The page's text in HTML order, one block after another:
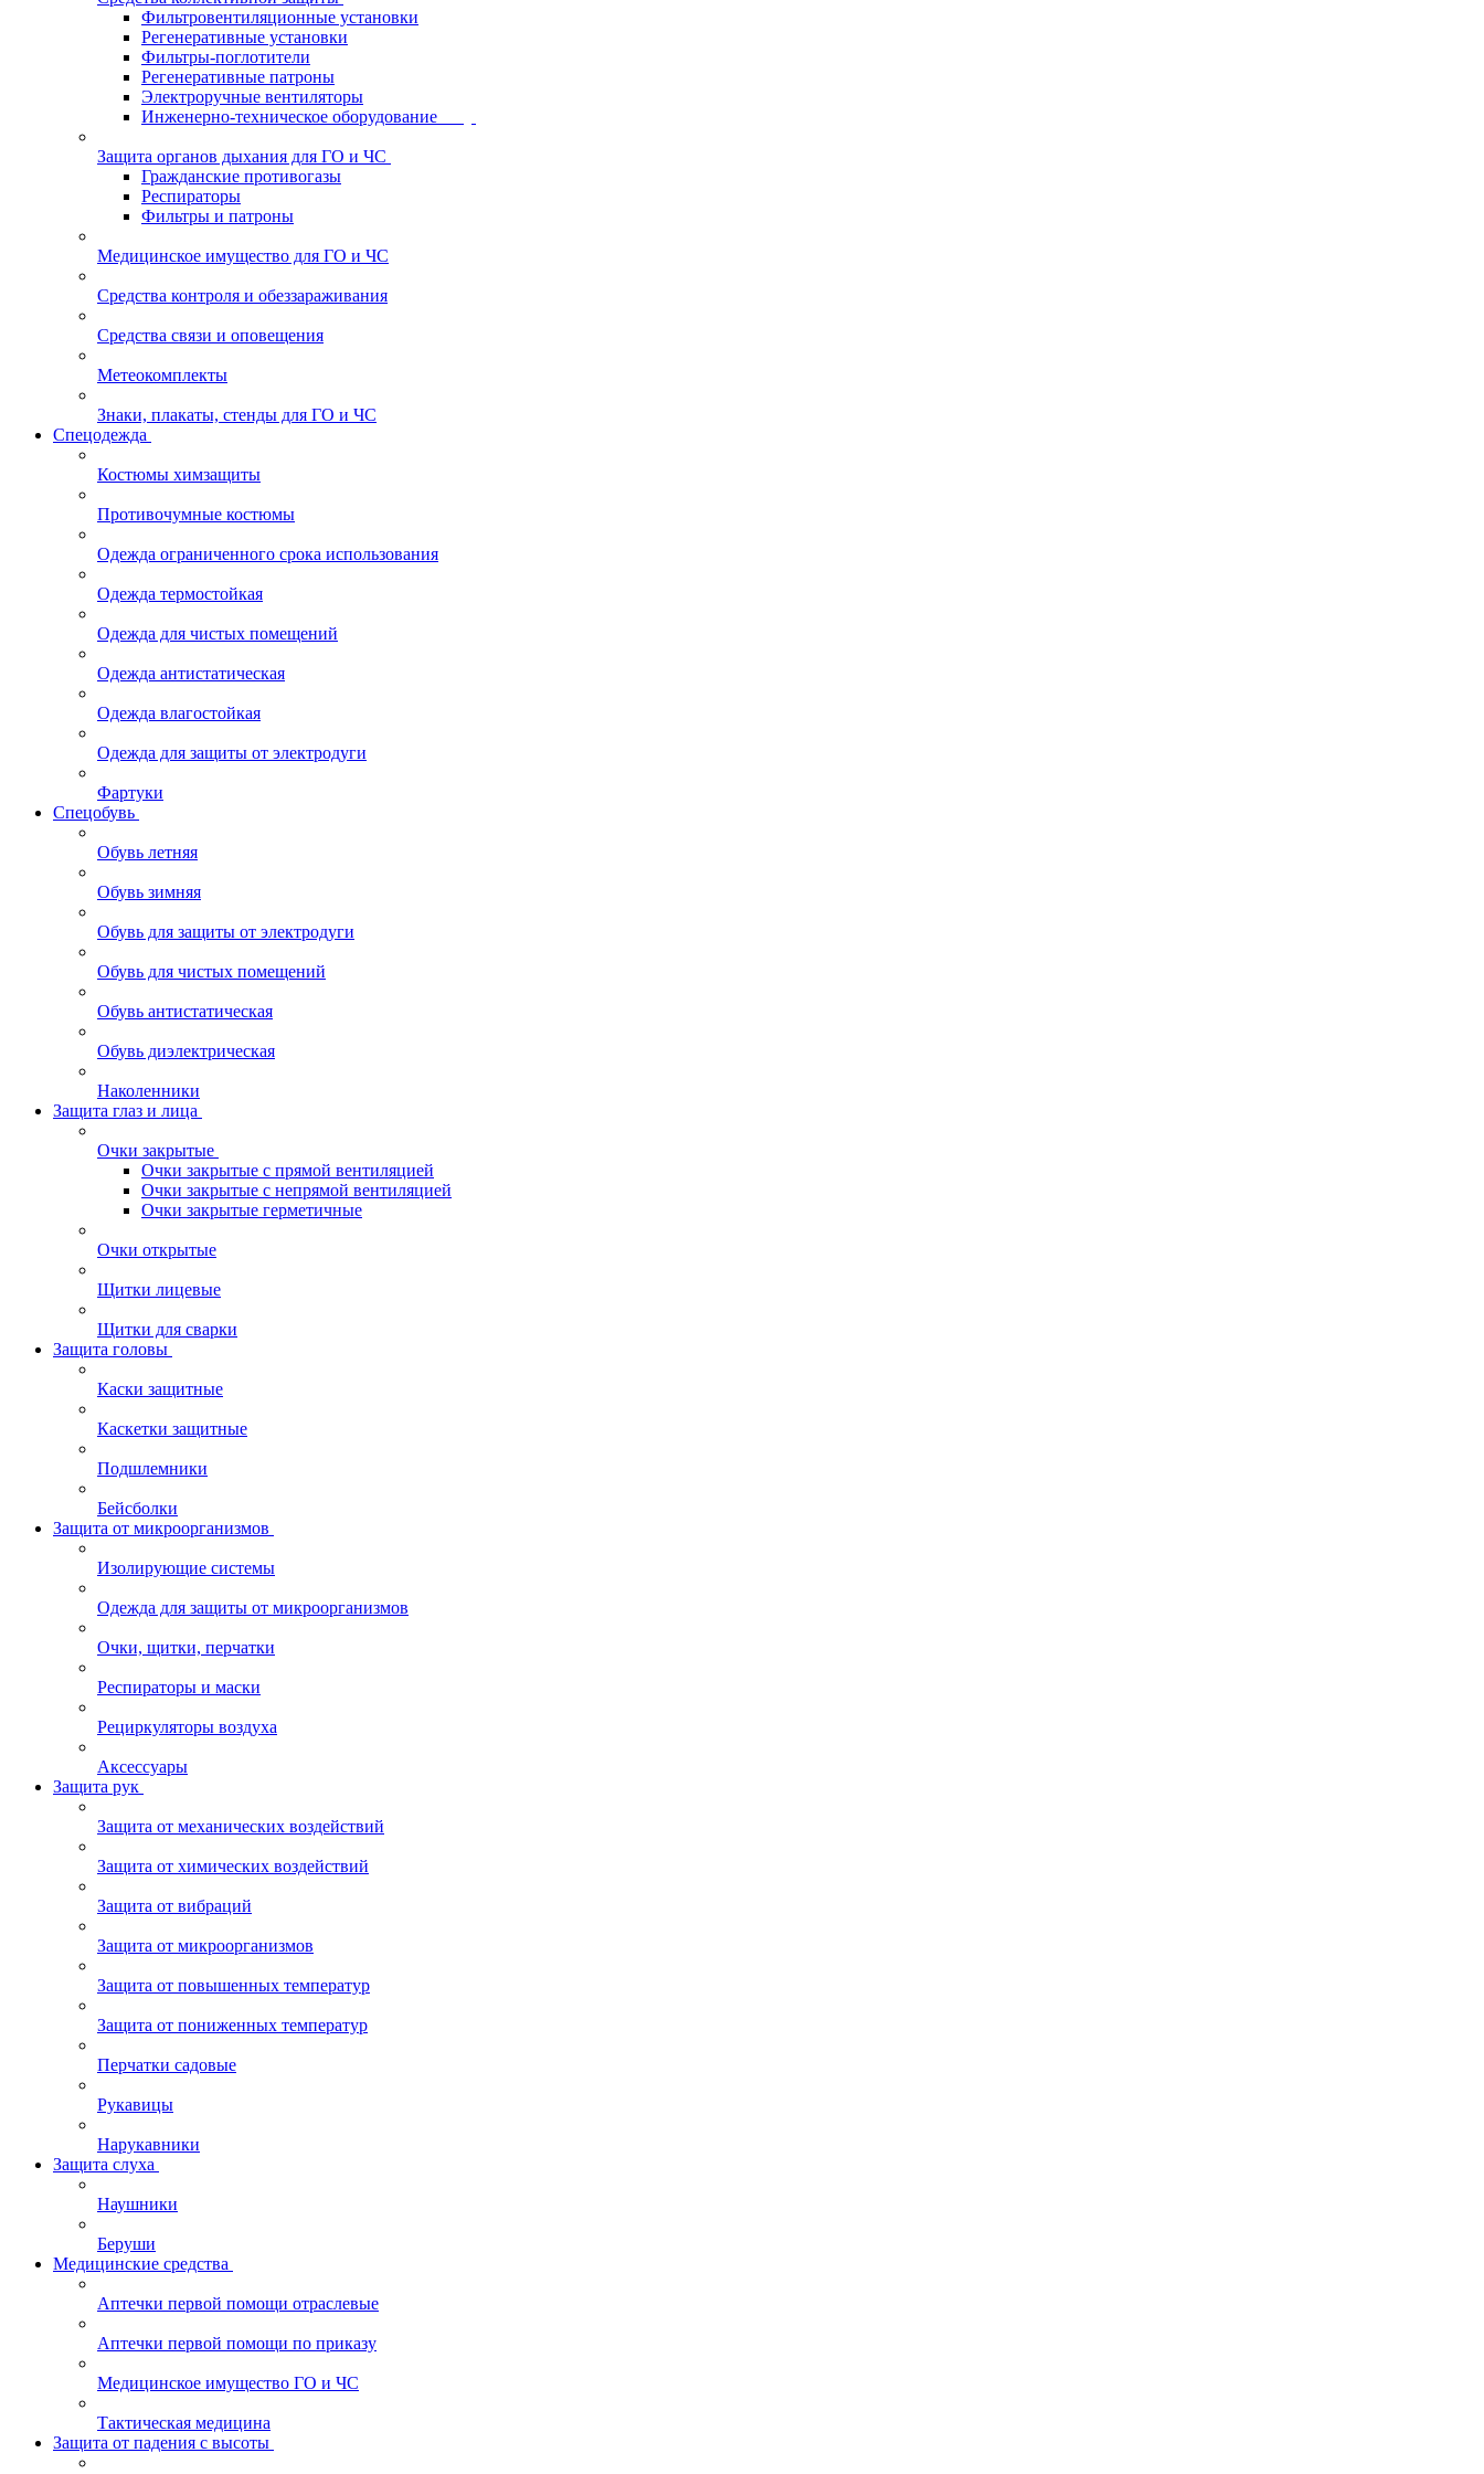
Фильтровентиляционные установки
Регенеративные установки
Фильтры-поглотители
Регенеративные патроны
Электроручные вентиляторы
Инженерно-техническое оборудование
Защита органов дыхания для ГО и ЧС
Гражданские противогазы
Респираторы
Фильтры и патроны
Медицинское имущество для ГО и ЧС
Средства контроля и обеззараживания
Средства связи и оповещения
Метеокомплекты
Знаки, плакаты, стенды для ГО и ЧС
Спецодежда
Костюмы химзащиты
Противочумные костюмы
Одежда ограниченного срока использования
Одежда термостойкая
Одежда для чистых помещений
Одежда антистатическая
Одежда влагостойкая
Одежда для защиты от электродуги
Фартуки
Спецобувь
Обувь летняя
Обувь зимняя
Обувь для защиты от электродуги
Обувь для чистых помещений
Обувь антистатическая
Обувь диэлектрическая
Наколенники
Защита глаз и лица
Очки закрытые
Очки закрытые с прямой вентиляцией
Очки закрытые с непрямой вентиляцией
Очки закрытые герметичные
Очки открытые
Щитки лицевые
Щитки для сварки
Защита головы
Каски защитные
Каскетки защитные
Подшлемники
Бейсболки
Защита от микроорганизмов
Изолирующие системы
Одежда для защиты от микроорганизмов
Очки, щитки, перчатки
Респираторы и маски
Рециркуляторы воздуха
Аксессуары
Защита рук
Защита от механических воздействий
Защита от химических воздействий
Защита от вибраций
Защита от микроорганизмов
Защита от повышенных температур
Защита от пониженных температур
Перчатки садовые
Рукавицы
Нарукавники
Защита слуха
Наушники
Беруши
Медицинские средства
Аптечки первой помощи отраслевые
Аптечки первой помощи по приказу
Медицинское имущество ГО и ЧС
Тактическая медицина
Защита от падения с высоты